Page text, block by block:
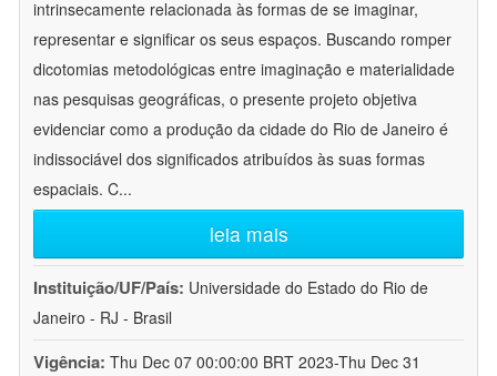
intrinsecamente relacionada às formas de se imaginar,
representar e significar os seus espaços. Buscando romper
dicotomias metodológicas entre imaginação e materialidade
nas pesquisas geográficas, o presente projeto objetiva
evidenciar como a produção da cidade do Rio de Janeiro é
indissociável dos significados atribuídos às suas formas
espaciais. C...
leia mais
Instituição/UF/País: Universidade do Estado do Rio de
Janeiro - RJ - Brasil
Vigência: Thu Dec 07 00:00:00 BRT 2023-Thu Dec 31